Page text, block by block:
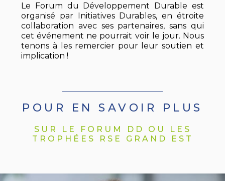
Le Forum du Développement Durable est
organisé par Initiatives Durables, en étroite
collaboration avec ses partenaires, sans qui
cet événement ne pourrait voir le jour. Nous
tenons à les remercier pour leur soutien et
implication !
POUR EN SAVOIR PLUS
SUR LE FORUM DD OU LES
TROPHÉES RSE GRAND EST